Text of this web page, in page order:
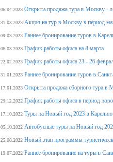
06.04.2023 Открыта продажа тура в Москву -
31.03.2023 Акция на тур в Москву в период
09.03.2023 Раннее бронирование туров в
06.03.2023 График работы офиса на 8 марта
22.02.2023 График работы офиса 23 - 26
31.01.2023 Раннее бронирование туров в
17.01.2023 Открыта продажа сборного тура в
29.12.2022 График работы офиса в период
17.10.2022 Туры на Новый год 2023 в Карелию
05.10.2022 Автобусные туры на Новый год
25.08.2022 Новый этап программы
19.07.2022 Раннее бронирование на туры в